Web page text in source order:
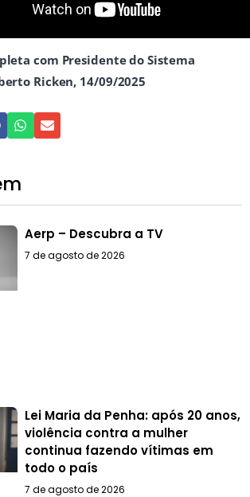
com Presidente do Sistema
Ricken, 14/09/2025
Aerp – Descubra a TV
7 de agosto de 2026
Lei Maria da Penha: após 20 anos,
violência contra a mulher
continua fazendo vítimas em
todo o país
7 de agosto de 2026